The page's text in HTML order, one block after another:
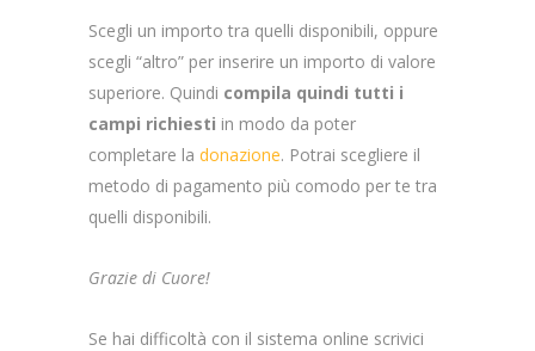
Scegli un importo tra quelli disponibili, oppure
scegli “altro” per inserire un importo di valore
superiore. Quindi compila quindi tutti i
campi richiesti in modo da poter
completare la donazione. Potrai scegliere il
metodo di pagamento più comodo per te tra
quelli disponibili.
Grazie di Cuore!
Se hai difficoltà con il sistema online scrivici